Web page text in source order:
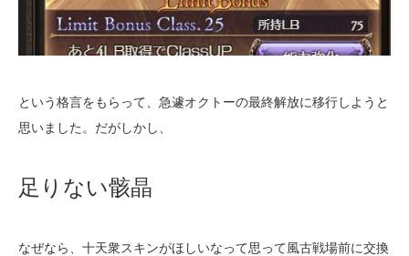
という格言をもらって、急遽オクトーの最終解放に移行しようと
思いました。だがしかし、
足りない骸晶
なぜなら、十天衆スキンがほしいなって思って風古戦場前に交換